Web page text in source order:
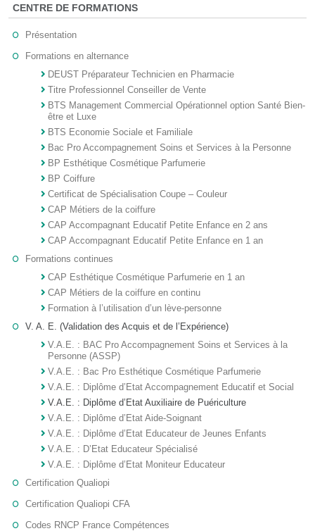
CENTRE DE FORMATIONS
Présentation
Formations en alternance
DEUST Préparateur Technicien en Pharmacie
Titre Professionnel Conseiller de Vente
BTS Management Commercial Opérationnel option Santé Bien-
être et Luxe
BTS Economie Sociale et Familiale
Bac Pro Accompagnement Soins et Services à la Personne
BP Esthétique Cosmétique Parfumerie
BP Coiffure
Certificat de Spécialisation Coupe – Couleur
CAP Métiers de la coiffure
CAP Accompagnant Educatif Petite Enfance en 2 ans
CAP Accompagnant Educatif Petite Enfance en 1 an
Formations continues
CAP Esthétique Cosmétique Parfumerie en 1 an
CAP Métiers de la coiffure en continu
Formation à l’utilisation d’un lève-personne
V. A. E. (Validation des Acquis et de l’Expérience)
V.A.E. : BAC Pro Accompagnement Soins et Services à la
Personne (ASSP)
V.A.E. : Bac Pro Esthétique Cosmétique Parfumerie
V.A.E. : Diplôme d’Etat Accompagnement Educatif et Social
V.A.E. : Diplôme d’Etat Auxiliaire de Puériculture
V.A.E. : Diplôme d’Etat Aide-Soignant
V.A.E. : Diplôme d’Etat Educateur de Jeunes Enfants
V.A.E. : D’Etat Educateur Spécialisé
V.A.E. : Diplôme d’Etat Moniteur Educateur
Certification Qualiopi
Certification Qualiopi CFA
Codes RNCP France Compétences